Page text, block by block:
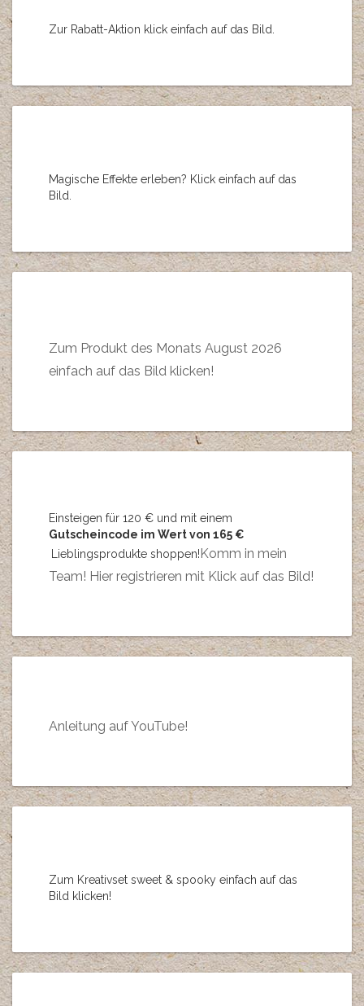
Zur Rabatt-Aktion klick einfach auf das Bild.
Magische Effekte erleben? Klick einfach auf das
Bild.
Zum Produkt des Monats August 2026
einfach auf das Bild klicken!
Einsteigen für 120 € und mit einem
Gutscheincode im Wert von 165 €
Lieblingsprodukte shoppen!Komm in mein
Team! Hier registrieren mit Klick auf das Bild!
Anleitung auf YouTube!
Zum Kreativset sweet & spooky einfach auf das
Bild klicken!